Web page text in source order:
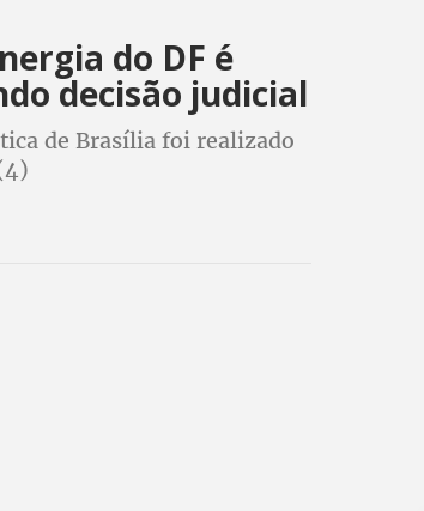
do DF é
decisão judicial
de Brasília foi realizado